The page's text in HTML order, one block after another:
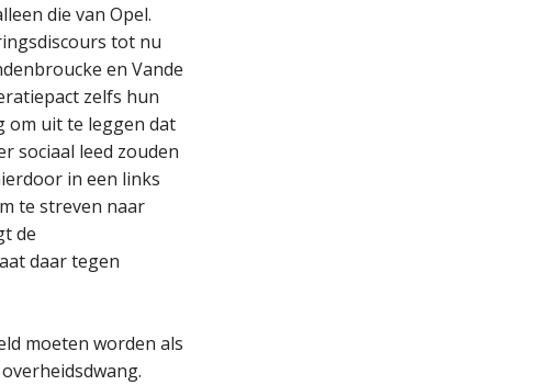
die van Opel.
tot nu
en Vande
zelfs hun
om uit te leggen dat
sociaal leed zouden
in een links
te streven naar
de
daar tegen
moeten worden als